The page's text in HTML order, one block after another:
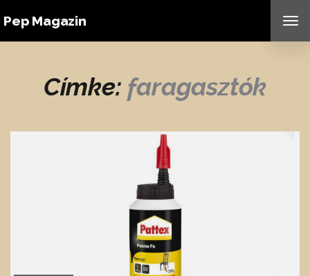
Pep Magazin
Címke: faragasztók